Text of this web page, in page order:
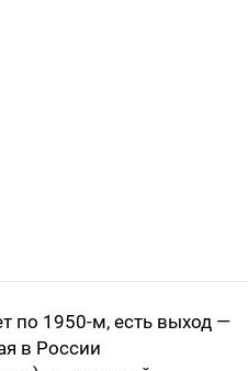
по 1950-м, есть выход —
в России